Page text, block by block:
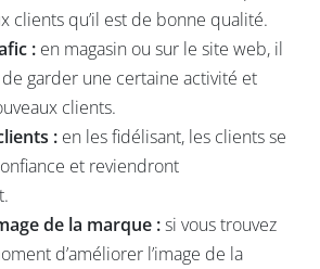
clients qu’il est de bonne qualité.
: en magasin ou sur le site web, il
garder une certaine activité et
clients.
: en les fidélisant, les clients se
et reviendront
de la marque :si vous trouvez
d’améliorer l’image de la